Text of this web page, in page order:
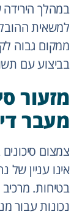
במהלך
למשאית
ממקום גבוה
בביצוע עם
מזעור
מעבר
צמצום
אינו עניין
בטיחות.
נכונות עבור